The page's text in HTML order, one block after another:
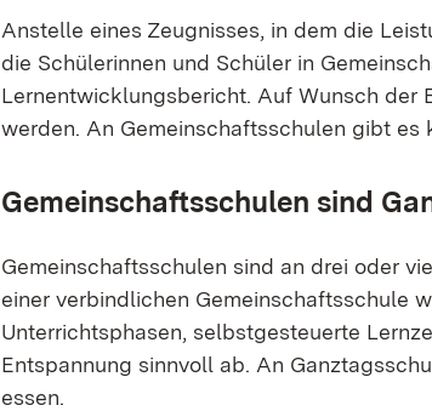
Anstelle eines Zeugnisses, in dem die
die Schülerinnen und Schüler in
Lernentwicklungsbericht. Auf Wunsch der
werden. An Gemeinschaftsschulen gibt es
Gemeinschaftsschulen sind
Gemeinschaftsschulen sind an drei oder
einer verbindlichen Gemeinschaftsschule
Unterrichtsphasen, selbstgesteuerte
Entspannung sinnvoll ab. An
essen.